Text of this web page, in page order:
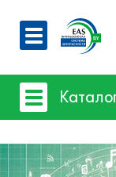
О компании
Вакансии
Контакты
- iFLOW